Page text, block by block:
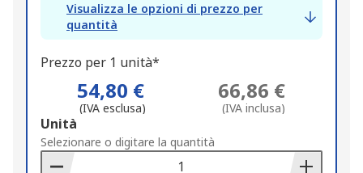
Visualizza le opzioni di prezzo per
quantità
Prezzo per 1 unità*
54,80 €
(IVA esclusa)
66,86 €
(IVA inclusa)
Add
to
Basket
Unità
Selezionare o digitare la quantità